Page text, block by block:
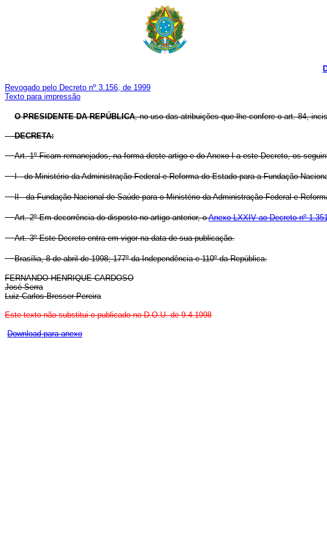
Revogado pelo Decreto nº 3.156, de 1999
Texto para impressão
O PRESIDENTE DA REPÚBLICA, no uso das atribuições que lhe confere o art. 84,
DECRETA:
Art. 1º Ficam remanejados, na forma deste artigo e do Anexo I a este Decreto, os
I - do Ministério da Administração Federal e Reforma do Estado para a Fundação
Il - da Fundação Nacional de Saúde para o Ministério da Administração Federal e
Art. 2º Em decorrência do disposto no artigo anterior, oAnexo LXXIV ao Decreto nº
Art. 3º Este Decreto entra em vigor na data de sua publicação.
Brasília, 8 de abril de 1998; 177º da Independência e 110º da República.
FERNANDO HENRIQUE CARDOSO
José Serra
Luiz Carlos Bresser Pereira
Este texto não substitui o publicado no D.O.U. de 9.4.1998
Download para anexo